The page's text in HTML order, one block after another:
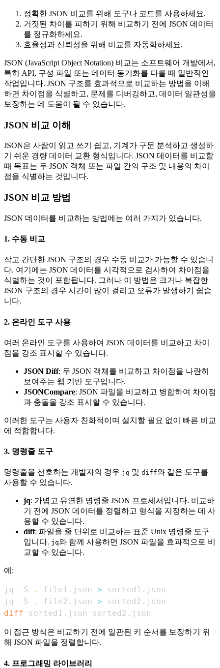
정확한 JSON 비교를 위해 도구나 코드를 사용하세요.
거짓된 차이를 피하기 위해 비교하기 전에 JSON 데이터
를 정규화하세요.
효율성과 신뢰성을 위해 비교를 자동화하세요.
JSON (JavaScript Object Notation) 비교는 소프트웨어 개발에서,
특히 API, 구성 파일 또는 데이터 동기화를 다룰 때 일반적인
작업입니다. JSON 구조를 효과적으로 비교하는 방법을 이해
하면 차이점을 식별하고, 문제를 디버깅하고, 데이터 일관성을
보장하는 데 도움이 될 수 있습니다.
JSON 비교 이해
JSON은 사람이 읽고 쓰기 쉽고, 기계가 구문 분석하고 생성하
기 쉬운 경량 데이터 교환 형식입니다. JSON 데이터를 비교할
때 목표는 두 JSON 객체 또는 파일 간의 구조 및 내용의 차이
점을 식별하는 것입니다.
JSON 비교 방법
JSON 데이터를 비교하는 방법에는 여러 가지가 있습니다.
1. 수동 비교
작고 간단한 JSON 구조의 경우 수동 비교가 가능할 수 있습니
다. 여기에는 JSON 데이터를 시각적으로 검사하여 차이점을
식별하는 것이 포함됩니다. 그러나 이 방법은 크거나 복잡한
JSON 구조의 경우 시간이 많이 걸리고 오류가 발생하기 쉽습
니다.
2. 온라인 도구 사용
여러 온라인 도구를 사용하여 JSON 데이터를 비교하고 차이
점을 강조 표시할 수 있습니다.
JSON Diff: 두 JSON 객체를 비교하고 차이점을 나란히
보여주는 웹 기반 도구입니다.
JSONCompare: JSON 파일을 비교하고 병합하여 차이점
과 충돌을 강조 표시할 수 있습니다.
이러한 도구는 사용자 친화적이며 설치할 필요 없이 빠른 비교
에 적합합니다.
3. 명령줄 도구
명령줄을 선호하는 개발자의 경우 jq 및 diff와 같은 도구를
사용할 수 있습니다.
jq: 가볍고 유연한 명령줄 JSON 프로세서입니다. 비교하
기 전에 JSON 데이터를 정렬하고 형식을 지정하는 데 사
용할 수 있습니다.
diff: 파일을 줄 단위로 비교하는 표준 Unix 명령줄 도구
입니다. jq와 함께 사용하면 JSON 파일을 효과적으로 비
교할 수 있습니다.
예:
jq -S . file1.json >
jq -S
. file2.json >
diff sorted1.json sorted2.json
이 접근 방식은 비교하기 전에 일관된 키 순서를 보장하기 위
해 JSON 파일을 정렬합니다.
4. 프로그래밍 라이브러리